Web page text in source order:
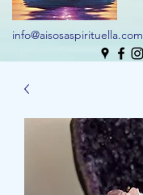
info@aisosaspirituella.com